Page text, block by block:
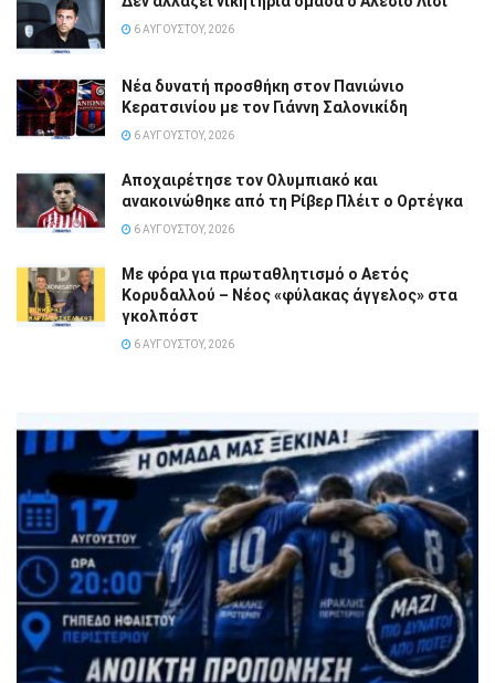
6 ΑΥΓΟΎΣΤΟΥ, 2026
Νέα δυνατή προσθήκη στον Πανιώνιο
Κερατσινίου με τον Γιάννη Σαλονικίδη
6 ΑΥΓΟΎΣΤΟΥ, 2026
Αποχαιρέτησε τον Ολυμπιακό και
ανακοινώθηκε από τη Ρίβερ Πλέιτ ο Ορτέγκα
6 ΑΥΓΟΎΣΤΟΥ, 2026
Με φόρα για πρωταθλητισμό ο Αετός
Κορυδαλλού – Νέος «φύλακας άγγελος» στα
γκολπόστ
6 ΑΥΓΟΎΣΤΟΥ, 2026